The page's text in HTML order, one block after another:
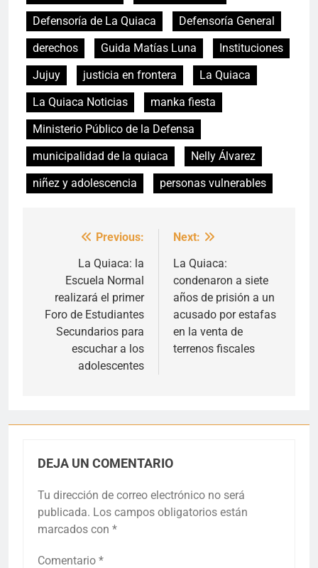
Defensoría de La Quiaca
Defensoría General
derechos
Guida Matías Luna
Instituciones
Jujuy
justicia en frontera
La Quiaca
La Quiaca Noticias
manka fiesta
Ministerio Público de la Defensa
municipalidad de la quiaca
Nelly Álvarez
niñez y adolescencia
personas vulnerables
Navegación
entradas
Previous:
La Quiaca: la
Escuela Normal
realizará el primer
Foro de Estudiantes
Secundarios para
escuchar a los
adolescentes
Next:
La Quiaca:
condenaron a siete
años de prisión a un
acusado por estafas
en la venta de
terrenos fiscales
DEJA UN COMENTARIO
Tu dirección de correo electrónico no será
publicada. Los campos obligatorios están
marcados con *
Comentario *